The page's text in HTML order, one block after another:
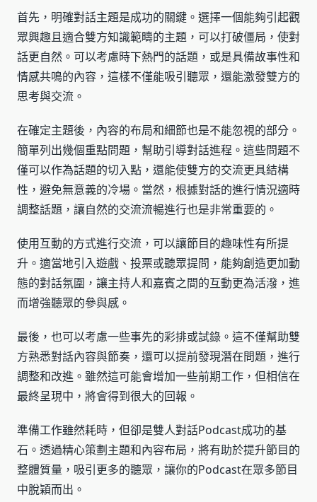
首先，明確對話主題是成功的關鍵。選擇一個能夠引起觀
眾興趣且適合雙方知識範疇的主題，可以打破僵局，使對
話更自然。可以考慮時下熱門的話題，或是具備故事性和
情感共鳴的內容，這樣不僅能吸引聽眾，還能激發雙方的
思考與交流。
在確定主題後，內容的布局和細節也是不能忽視的部分。
簡單列出幾個重點問題，幫助引導對話進程。這些問題不
僅可以作為話題的切入點，還能使雙方的交流更具結構
性，避免無意義的冷場。當然，根據對話的進行情況適時
調整話題，讓自然的交流流暢進行也是非常重要的。
使用互動的方式進行交流，可以讓節目的趣味性有所提
升。適當地引入遊戲、投票或聽眾提問，能夠創造更加動
態的對話氛圍，讓主持人和嘉賓之間的互動更為活潑，進
而增強聽眾的參與感。
最後，也可以考慮一些事先的彩排或試錄。這不僅幫助雙
方熟悉對話內容與節奏，還可以提前發現潛在問題，進行
調整和改進。雖然這可能會增加一些前期工作，但相信在
最終呈現中，將會得到很大的回報。
準備工作雖然耗時，但卻是雙人對話Podcast成功的基
石。透過精心策劃主題和內容布局，將有助於提升節目的
整體質量，吸引更多的聽眾，讓你的Podcast在眾多節目
中脫穎而出。